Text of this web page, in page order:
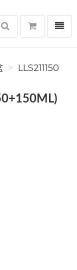
選單
LLS211150